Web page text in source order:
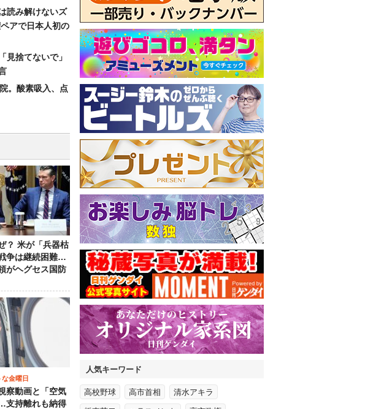
読み解けないズ
アで日本人初の
見捨てないで」
。酸素吸入、点
？ 米が「兵器枯
争は継続困難…
がヘグセス国防
金曜日
察動画と「空気
支持離れも納得
人気キーワード
高校野球 高市首相 清水アキラ